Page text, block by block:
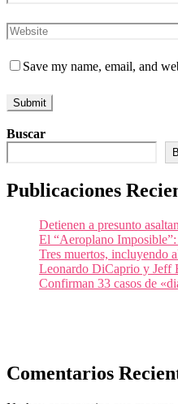
Save my name, email, and
Buscar
Publicaciones
Detienen a presunto
El “Aeroplano
Tres muertos, incluyendo
Leonardo DiCaprio y Jeff
Confirman 33 casos de
Comentarios